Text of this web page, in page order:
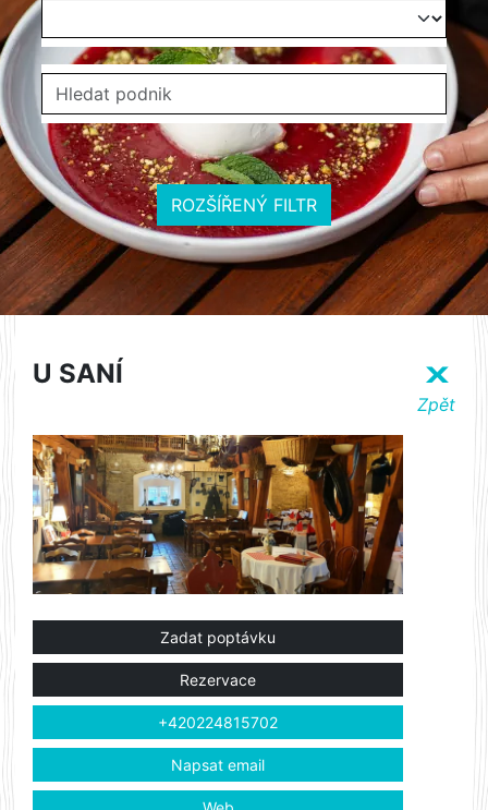
ROZŠÍŘENÝ FILTR
U SANÍ X
Zpět
Zadat poptávku
Rezervace
+420224815702
Napsat email